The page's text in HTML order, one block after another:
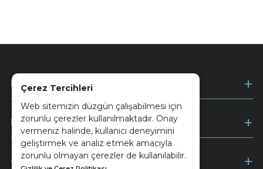
Çerez Tercihleri
Web sitemizin düzgün çalışabilmesi için
zorunlu çerezler kullanılmaktadır. Onay
vermeniz halinde, kullanıcı deneyimini
geliştirmek ve analiz etmek amacıyla
zorunlu olmayan çerezler de kullanılabilir.
Kurumsal
Müşteri Hizmetleri
Ödeme